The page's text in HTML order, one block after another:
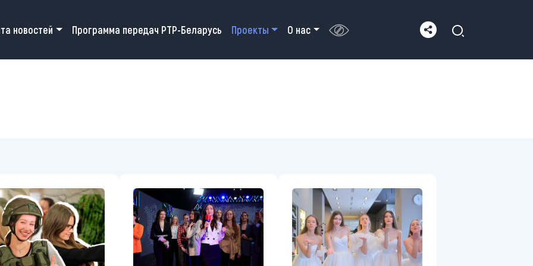
navigation
новостей Программа передач РТР-Беларусь Проекты О нас